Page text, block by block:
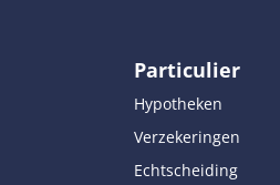
Particulier
Hypotheken
Verzekeringen
Echtscheiding